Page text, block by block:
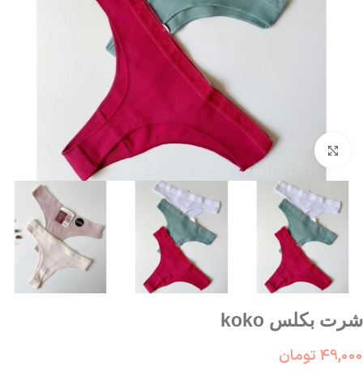
بزرگنمایی تصویر
شرت بکلس koko
49,000 تومان